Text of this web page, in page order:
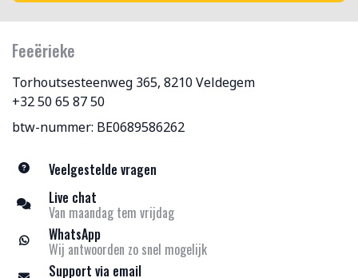
Feeërieke
Torhoutsesteenweg 365, 8210 Veldegem
+32 50 65 87 50
btw-nummer: BE0689586262
Veelgestelde vragen
Live chat
Van maandag tem vrijdag
WhatsApp
Wij antwoorden zo snel mogelijk
Support via email